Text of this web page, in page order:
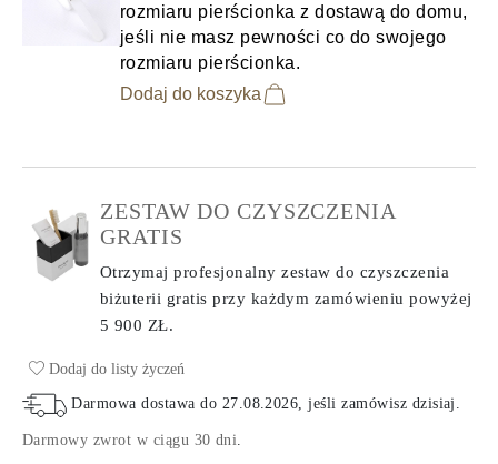
rozmiaru pierścionka z dostawą do domu,
jeśli nie masz pewności co do swojego
rozmiaru pierścionka.
Dodaj do koszyka
ZESTAW DO CZYSZCZENIA
GRATIS
Otrzymaj profesjonalny zestaw do czyszczenia
biżuterii gratis przy każdym zamówieniupowyżej
5 900 ZŁ.
Dodaj do listy życzeń
Darmowa dostawa do 27.08.2026 , jeśli zamówisz dzisiaj
Darmowy zwrot w ciągu 30 dni